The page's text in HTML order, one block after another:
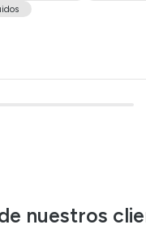
nuestros